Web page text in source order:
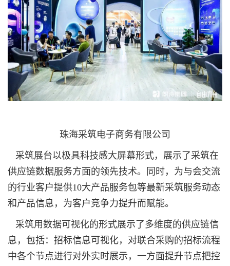
珠海采筑电子商务有限公司
采筑展台以极具科技感大屏幕形式，展示了采筑在
供应链数据服务方面的领先技术。同时，为与会交流
的行业客户提供10大产品服务包等最新采筑服务动态
和产品信息，为客户竞争力提升而赋能。
采筑用数据可视化的形式展示了多维度的供应链信
息，包括：招标信息可视化，对联合采购的招标流程
中各个节点进行对外实时展示，一方面提升节点把控